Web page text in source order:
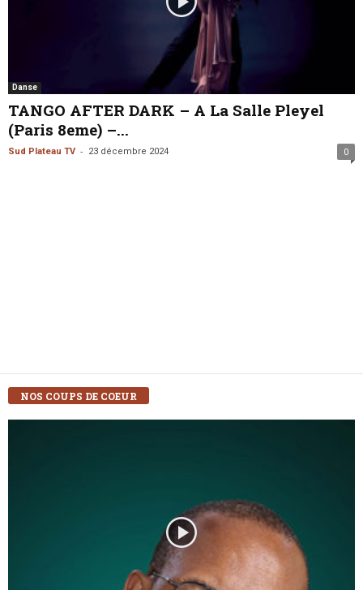
Danse
TANGO AFTER DARK – A La Salle Pleyel
(Paris 8eme) –...
Sud Plateau TV - 23 décembre 2024 0
NOS COUPS DE COEUR